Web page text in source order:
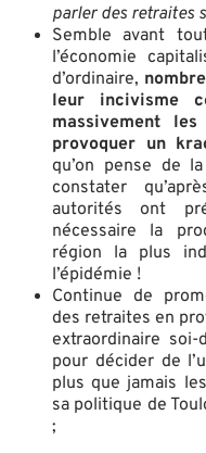
parler des retraites
Semble avant
l’économie
d’ordinaire,
leur incivisme
massivement
provoquer un
qu’on pense de
constater
autorités ont
nécessaire la
région la plus
l’épidémie !
Continue de
des retraites en
extraordinaire soi-
pour décider de
plus que jamais
sa politique de
;